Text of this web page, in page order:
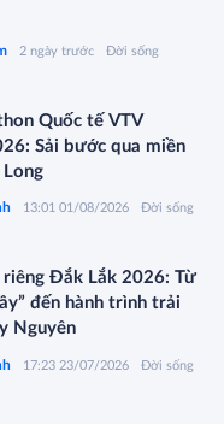
2 ngày trước Đời sống
Quốc tế VTV
Sải bước qua miền
Long
13:01 01/08/2026 Đời sống
riêng Đắk Lắk 2026: Từ
đến hành trình trải
Nguyên
17:23 23/07/2026 Đời sống